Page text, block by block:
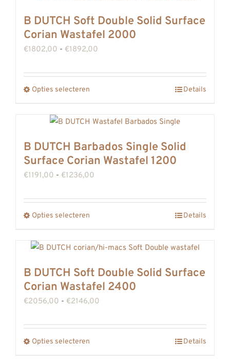
B DUTCH Soft Double Solid Surface
Corian Wastafel 2000
€1802,00 - €1892,00
Opties selecteren
heeft
variaties.
kan
op
productpagina
Details
B DUTCH Barbados Single Solid
Surface Corian Wastafel 1200
€1191,00 - €1236,00
Opties selecteren
heeft
variaties.
kan
Details
B DUTCH Soft Double Solid Surface
Corian Wastafel 2400
€2056,00 - €2146,00
Opties selecteren Details